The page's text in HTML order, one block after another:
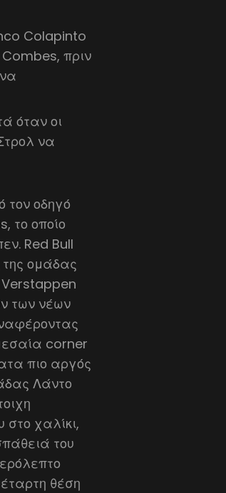
Colapinto
πριν
όταν οι
να
τον οδηγό
το οποίο
Red Bull
ομάδας
Verstappen
των νέων
corner
πιο αργός
Λάντο
χαλίκι,
του
θέση